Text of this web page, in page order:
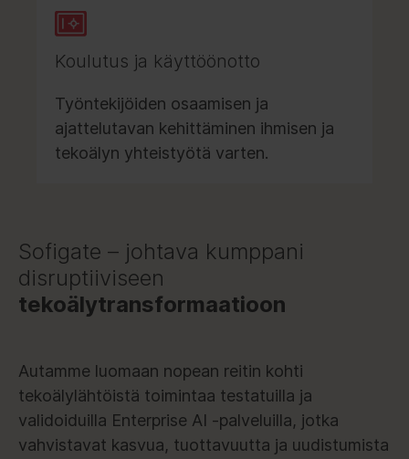
Koulutus ja käyttöönotto
Työntekijöiden osaamisen ja
ajattelutavan kehittäminen ihmisen ja
tekoälyn yhteistyötä varten.
Sofigate – johtava kumppani
disruptiiviseen
tekoälytransformaatioon
Autamme luomaan nopean reitin kohti
tekoälylähtöistä toimintaa testatuilla ja
validoiduilla Enterprise AI -palveluilla, jotka
vahvistavat kasvua, tuottavuutta ja uudistumista